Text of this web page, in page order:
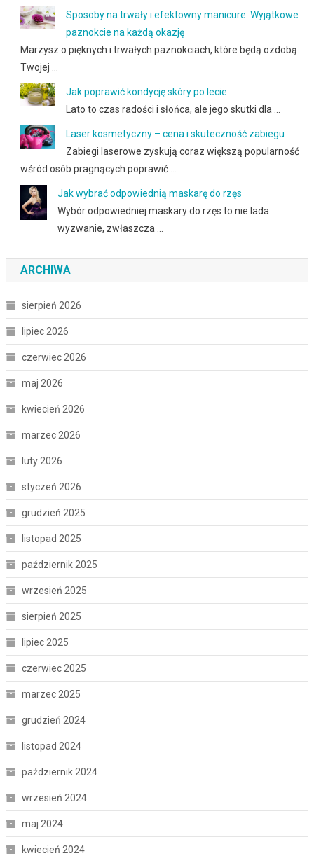
Sposoby na trwały i efektowny manicure: Wyjątkowe
paznokcie na każdą okazję
Marzysz o pięknych i trwałych paznokciach, które będą ozdobą
Twojej …
Jak poprawić kondycję skóry po lecie
Lato to czas radości i słońca, ale jego skutki dla …
Laser kosmetyczny – cena i skuteczność zabiegu
Zabiegi laserowe zyskują coraz większą popularność
wśród osób pragnących poprawić …
Jak wybrać odpowiednią maskarę do rzęs
Wybór odpowiedniej maskary do rzęs to nie lada
wyzwanie, zwłaszcza …
ARCHIWA
sierpień 2026
lipiec 2026
czerwiec 2026
maj 2026
kwiecień 2026
marzec 2026
luty 2026
styczeń 2026
grudzień 2025
listopad 2025
październik 2025
wrzesień 2025
sierpień 2025
lipiec 2025
czerwiec 2025
marzec 2025
grudzień 2024
listopad 2024
październik 2024
wrzesień 2024
maj 2024
kwiecień 2024